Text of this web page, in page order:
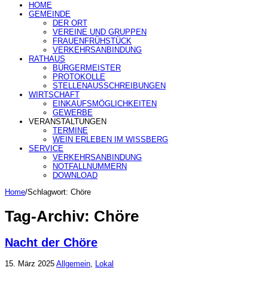
HOME
GEMEINDE
DER ORT
VEREINE UND GRUPPEN
FRAUENFRÜHSTÜCK
VERKEHRSANBINDUNG
RATHAUS
BÜRGERMEISTER
PROTOKOLLE
STELLENAUSSCHREIBUNGEN
WIRTSCHAFT
EINKAUFSMÖGLICHKEITEN
GEWERBE
VERANSTALTUNGEN
TERMINE
WEIN ERLEBEN IM WISSBERG
SERVICE
VERKEHRSANBINDUNG
NOTFALLNUMMERN
DOWNLOAD
Home/Schlagwort: Chöre
Tag-Archiv: Chöre
Nacht der Chöre
15. März 2025 Allgemein, Lokal